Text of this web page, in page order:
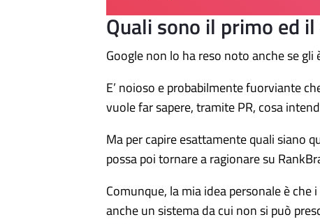
Quali sono il primo ed
Google non lo ha reso noto anche se
E’ noioso e probabilmente fuorviante
vuole far sapere, tramite PR, cosa
Ma per capire esattamente quali siano
possa poi tornare a ragionare su
Comunque, la mia idea personale è
anche un sistema da cui non si può